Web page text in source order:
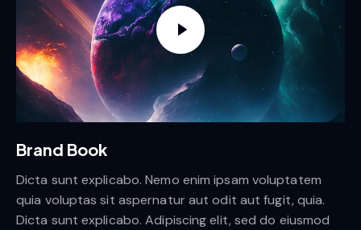
Brand Book
Dicta sunt explicabo. Nemo enim ipsam voluptatem
quia voluptas sit aspernatur aut odit aut fugit, quia.
Dicta sunt explicabo. Adipiscing elit, sed do eiusmod